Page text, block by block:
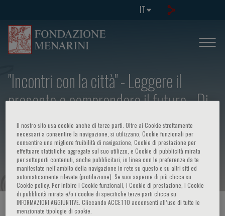
IT
"Incontri con la città" - Leggere il
presente e comprendere il futuro - Di
cosa parliamo quando parliamo
d’amore. Gioie e dolori della vita di
coppia
HOME PAGE / CORSI ED EVENTI
Il nostro sito usa cookie anche di terze parti. Oltre ai Cookie strettamente
necessari a consentire la navigazione, si utilizzano, Cookie funzionali per
consentire una migliore fruibilità di navigazione, Cookie di prestazione per
effettuare statistiche aggregate sul suo utilizzo, e Cookie di pubblicità mirata
per sottoporti contenuti, anche pubblicitari, in linea con le preferenze da te
manifestate nell‘ambito della navigazione in rete su questo e su altri siti ed
automaticamente rilevate (profilazione). Se vuoi saperne di più clicca su
Cookie policy. Per inibire i Cookie funzionali, i Cookie di prestazione, i Cookie
di pubblicità mirata e/o i cookie di specifiche terze parti clicca su
INFORMAZIONI AGGIUNTIVE. Cliccando ACCETTO acconsenti all’uso di tutte le
menzionate tipologie di cookie.